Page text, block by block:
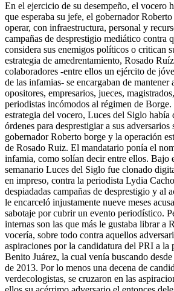
En el ejercicio de su desempeño, el vocero
que esperaba su jefe, el gobernador
operar, con infraestructura, personal y
campañas de desprestigio mediático contra
considera sus enemigos políticos o critican
estrategia de amedrentamiento, Rosado
colaboradores -entre ellos un ejército de
de las infamias- se encargaban de mantener
opositores, empresarios, jueces,
periodistas incómodos al régimen de Borge.
estrategia del vocero, Luces del Siglo había
órdenes para desprestigiar a sus
gobernador Roberto borge y la operación
de Rosado Ruiz. El mandatario ponía el
infamia, como solían decir entre ellos. Bajo
semanario Luces del Siglo fue clonado
en impreso, contra la periodista Lydia
despiadadas campañas de desprestigio y al
le encarceló injustamente nueve meses
sabotaje por cubrir un evento periodístico.
internas son las que más le gustaba librar a
vocería, sobre todo contra aquellos
aspiraciones por la candidatura del PRI a la
Benito Juárez, la cual venía buscando
de 2013. Por lo menos una decena de
verdecologistas, se cruzaron en las